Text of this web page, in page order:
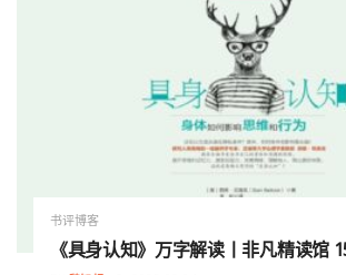
书评博客
《具身认知》万字解读丨非凡精读馆